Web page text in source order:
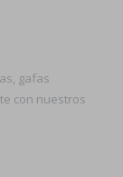
gafas
con nuestros